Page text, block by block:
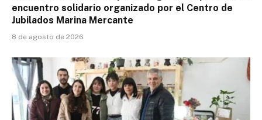
encuentro solidario organizado por el Centro de
Jubilados Marina Mercante
8 de agosto de 2026